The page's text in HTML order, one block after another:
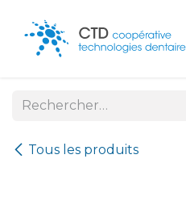
Tous les produits